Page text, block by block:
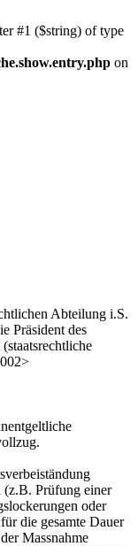
#1 ($string) of type
on
Abteilung i.S.
Präsident des
(z.B. Prüfung einer
oder
die gesamte Dauer
Massnahme